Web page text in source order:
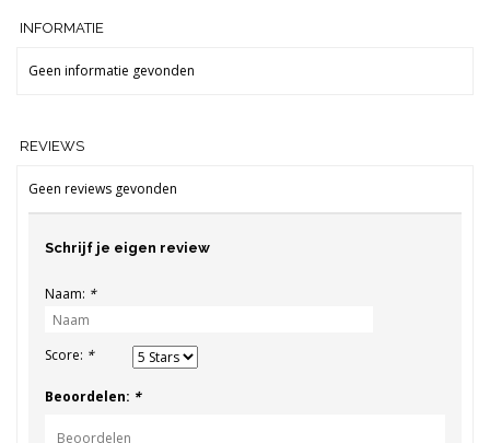
INFORMATIE
Geen informatie gevonden
REVIEWS
Geen reviews gevonden
Schrijf je eigen review
Naam: *
Score: *
Beoordelen: *